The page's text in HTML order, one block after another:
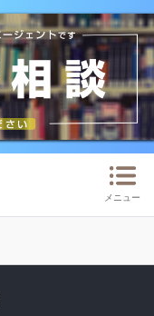
メニュー